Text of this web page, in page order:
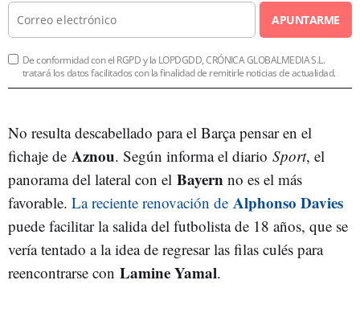
APUNTARME
De conformidad con el RGPD y la LOPDGDD, CRÓNICA GLOBALMEDIA S.L.
tratará los datos facilitados con la finalidad de remitirle noticias de actualidad.
No resulta descabellado para el Barça pensar en el
fichaje de Aznou. Según informa el diario Sport, el
panorama del lateral con el Bayern no es el más
favorable. La reciente renovación de Alphonso Davies
puede facilitar la salida del futbolista de 18 años, que se
vería tentado a la idea de regresar las filas culés para
reencontrarse con Lamine Yamal.